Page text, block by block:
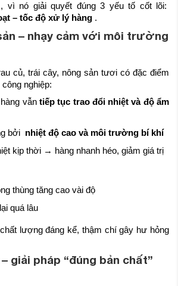
, vì nó giải quyết đúng 3 yếu tố cốt lõi:
– tốc độ xử lý hàng .
– nhạy cảm với môi trường
củ, trái cây, nông sản tươi có đặc điểm
nghiệp:
vẫn tiếp tục trao đổi nhiệt và độ ẩm
bởi nhiệt độ cao và môi trường bí khí
kịp thời → hàng nhanh héo, giảm giá trị
thùng tăng cao vài độ
quá lâu
lượng đáng kể, thậm chí gây hư hỏng
giải pháp “đúng bản chất”